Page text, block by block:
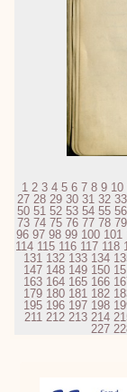
1 2 3 4 5 6 7 8 9 10
27 28 29 30 31 32 33
50 51 52 53 54 55 56
73 74 75 76 77 78 79
96 97 98 99 100 101
114 115 116 117 118
131 132 133 134
147 148 149 150
163 164 165 166
179 180 181 182
195 196 197 198
211 212 213 214
227